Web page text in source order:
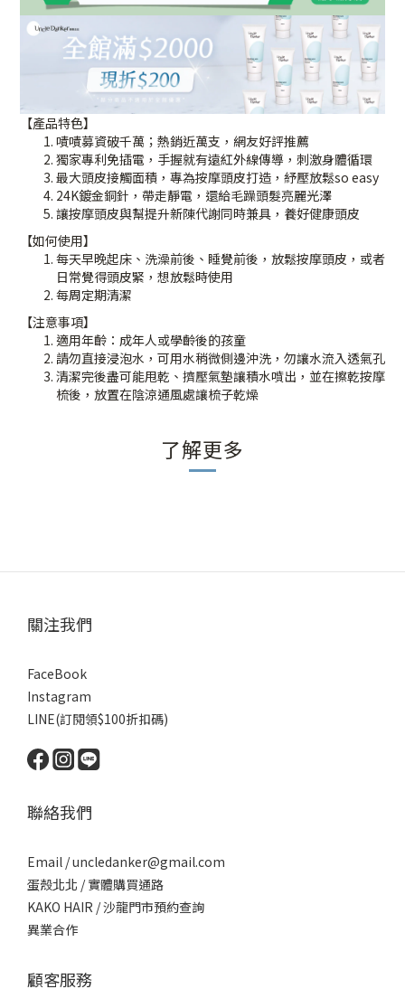
【產品特色】
嘖嘖募資破千萬；熱銷近萬支，網友好評推薦
獨家專利免插電，手握就有遠紅外線傳導，刺激身體循環
最大頭皮接觸面積，專為按摩頭皮打造，紓壓放鬆so easy
24K鍍金銅針，帶走靜電，還給毛躁頭髮亮麗光澤
讓按摩頭皮與幫提升新陳代謝同時兼具，養好健康頭皮
【如何使用】
每天早晚起床、洗澡前後、睡覺前後，放鬆按摩頭皮，或者
日常覺得頭皮緊，想放鬆時使用
每周定期清潔
【注意事項】
適用年齡：成年人或學齡後的孩童
請勿直接浸泡水，可用水稍微側邊沖洗，勿讓水流入透氣孔
清潔完後盡可能甩乾、擠壓氣墊讓積水噴出，並在擦乾按摩
梳後，放置在陰涼通風處讓梳子乾燥
了解更多
關注我們
FaceBook
Instagram
LINE(訂閱領$100折扣碼)
聯絡我們
Email / uncledanker@gmail.com
蛋殼北北 / 實體購買通路
KAKO HAIR / 沙龍門市預約查詢
異業合作
顧客服務